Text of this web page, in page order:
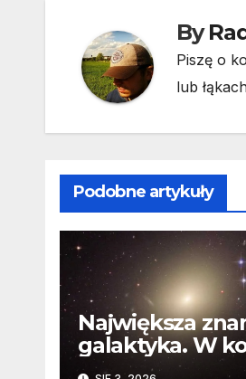
By
Piszę o
lub
Podobne artykuły
Największa
galaktyka. W
poznaliśmy jej